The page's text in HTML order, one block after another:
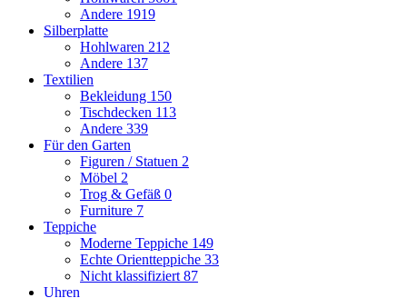
Andere 1919
Silberplatte
Hohlwaren 212
Andere 137
Textilien
Bekleidung 150
Tischdecken 113
Andere 339
Für den Garten
Figuren / Statuen 2
Möbel 2
Trog & Gefäß 0
Furniture 7
Teppiche
Moderne Teppiche 149
Echte Orientteppiche 33
Nicht klassifiziert 87
Uhren